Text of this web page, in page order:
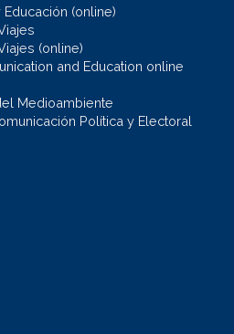
(online)
(online)
and Education online
Medioambiente
Política y Electoral